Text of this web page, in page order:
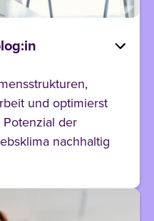
und optimierst
der
nachhaltig